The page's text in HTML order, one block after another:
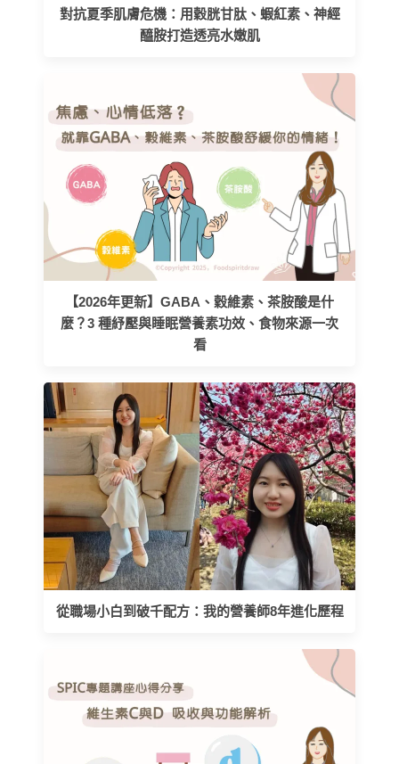
對抗夏季肌膚危機：用穀胱甘肽、蝦紅素、神經
醯胺打造透亮水嫩肌
【2026年更新】GABA、穀維素、茶胺酸是什
麼？3 種紓壓與睡眠營養素功效、食物來源一次
看
從職場小白到破千配方：我的營養師8年進化歷程